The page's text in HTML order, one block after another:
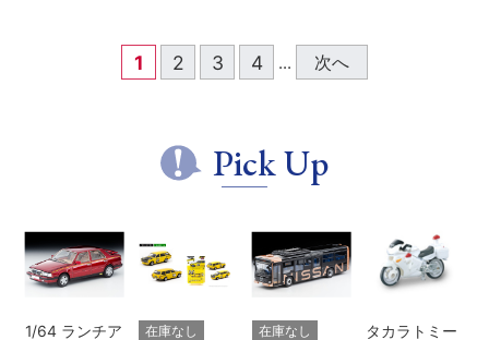
1 2 3 4 ... 次へ
Pick Up
1/64 ランチア
在庫なし 在庫なし
タカラトミー